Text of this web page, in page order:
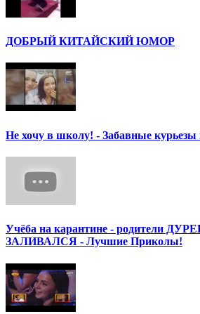
ДОБРЫЙ КИТАЙСКИЙ ЮМОР
Не хочу в школу! - Забавные курьезы
Учёба на карантине - родители
ЗАЛИВАЛСЯ - Лучшие Приколы!